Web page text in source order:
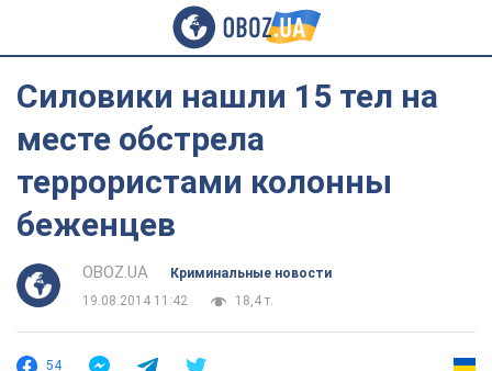
Силовики нашли 15 тел на
месте обстрела
террористами колонны
беженцев
OBOZ.UA
Криминальные новости
19.08.2014 11:42
18,4 т.
54